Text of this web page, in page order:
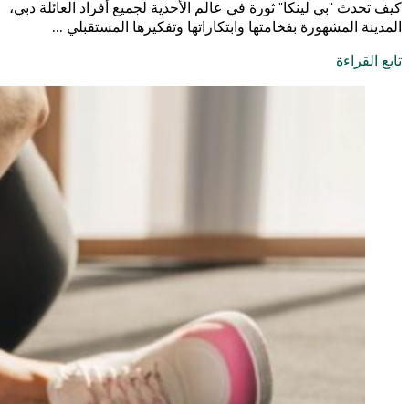
كيف تحدث "بي لينكا" ثورة في عالم الأحذية لجميع أفراد العائلة دبي،
المدينة المشهورة بفخامتها وابتكاراتها وتفكيرها المستقبلي ...
تابع القراءة